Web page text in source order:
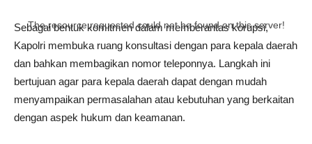
Sebagai bentuk komitmen dalam memberantas korupsi,
Kapolri membuka ruang konsultasi dengan para kepala daerah
dan bahkan membagikan nomor teleponnya. Langkah ini
bertujuan agar para kepala daerah dapat dengan mudah
menyampaikan permasalahan atau kebutuhan yang berkaitan
dengan aspek hukum dan keamanan.
The resource requested could not be found on this server!